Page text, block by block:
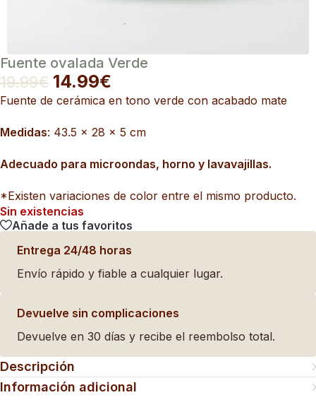
Fuente ovalada Verde
19.99€ 14.99€
Fuente de cerámica en tono verde con acabado mate
Medidas: 43.5 x 28 x 5 cm
Adecuado para microondas, horno y lavavajillas.
*Existen variaciones de color entre el mismo producto.
Sin existencias
Añade a tus favoritos
Entrega 24/48 horas
Envío rápido y fiable a cualquier lugar.
Devuelve sin complicaciones
Devuelve en 30 días y recibe el reembolso total.
Descripción
Información adicional